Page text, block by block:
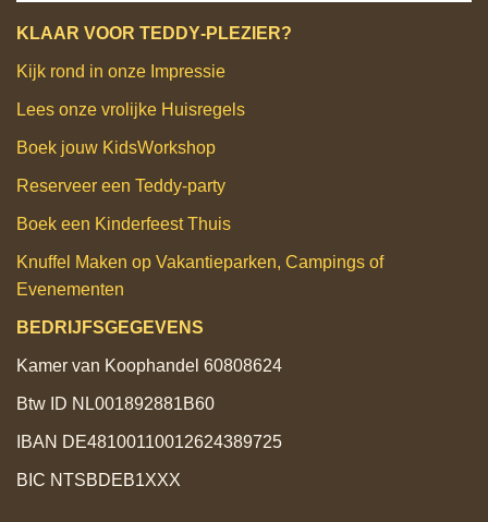
KLAAR VOOR TEDDY‑PLEZIER?
Kijk rond in onze Impressie
Lees onze vrolijke Huisregels
Boek jouw KidsWorkshop
Reserveer een Teddy‑party
Boek een Kinderfeest Thuis
Knuffel Maken op Vakantieparken, Campings of
Evenementen
BEDRIJFSGEGEVENS
Kamer van Koophandel 60808624
Btw ID NL001892881B60
IBAN DE48100110012624389725
BIC NTSBDEB1XXX